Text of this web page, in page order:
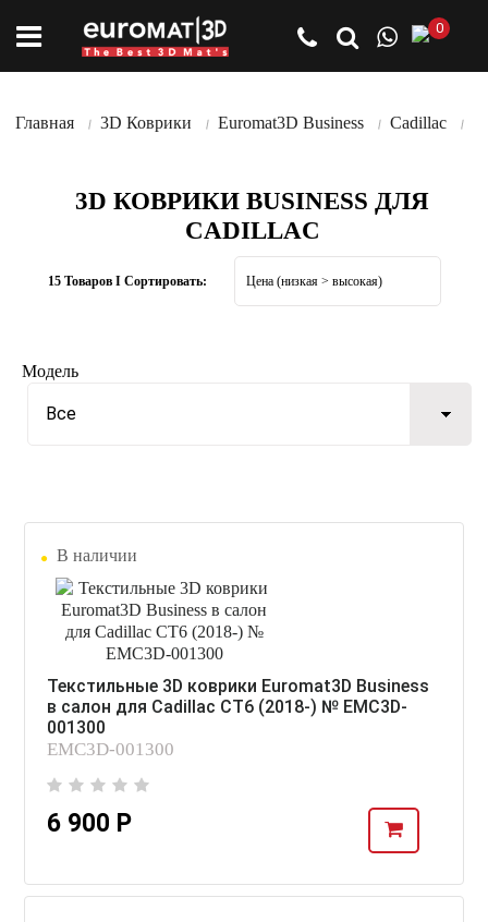
0
Главная 3D Коврики Euromat3D Business Cadillac
3D КОВРИКИ BUSINESS ДЛЯ
CADILLAC
15 Товаров I Сортировать:
Модель
Все
В наличии
Текстильные 3D коврики Euromat3D Business
в салон для Cadillac CT6 (2018-) № EMC3D-
001300
EMC3D-001300
6 900 Р